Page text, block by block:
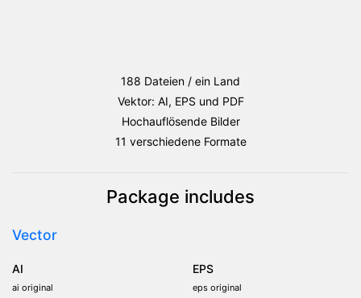
188 Dateien / ein Land
Vektor: AI, EPS und PDF
Hochauflösende Bilder
11 verschiedene Formate
Package includes
Vector
AI
ai original
EPS
eps original